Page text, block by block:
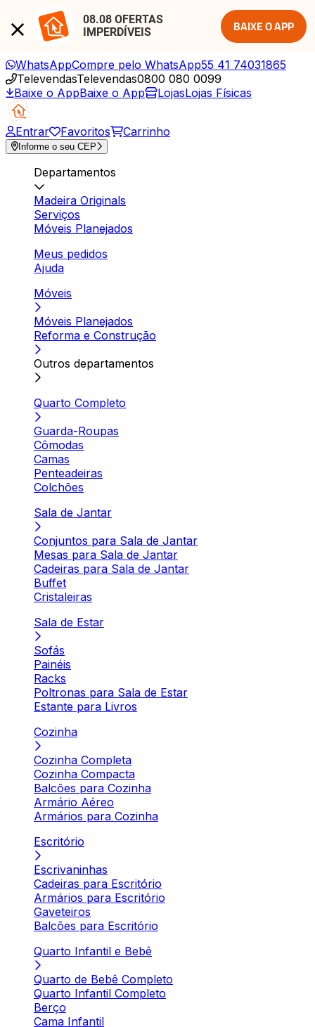
08.08 OFERTAS
IMPERDÍVEIS
BAIXE O APP
WhatsAppCompre pelo WhatsApp55 41 74031865
TelevendasTelevendas0800 080 0099
Baixe o AppBaixe o App LojasLojas Físicas
Entrar Favoritos Carrinho
Informe o seu CEP
Departamentos
Madeira Originals
Serviços
Móveis Planejados
Meus pedidos
Ajuda
Móveis
Móveis Planejados
Reforma e Construção
Outros departamentos
Quarto Completo
Guarda-Roupas
Cômodas
Camas
Penteadeiras
Colchões
Sala de Jantar
Conjuntos para Sala de Jantar
Mesas para Sala de Jantar
Cadeiras para Sala de Jantar
Buffet
Cristaleiras
Sala de Estar
Sofás
Painéis
Racks
Poltronas para Sala de Estar
Estante para Livros
Cozinha
Cozinha Completa
Cozinha Compacta
Balcões para Cozinha
Armário Aéreo
Armários para Cozinha
Escritório
Escrivaninhas
Cadeiras para Escritório
Armários para Escritório
Gaveteiros
Balcões para Escritório
Quarto Infantil e Bebê
Quarto de Bebê Completo
Quarto Infantil Completo
Berço
Cama Infantil